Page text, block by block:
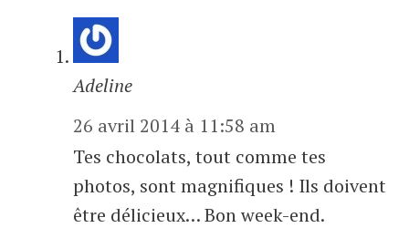
Adeline
26 avril 2014 à 11:58 am
Tes chocolats, tout comme tes
photos, sont magnifiques ! Ils doivent
être délicieux… Bon week-end.